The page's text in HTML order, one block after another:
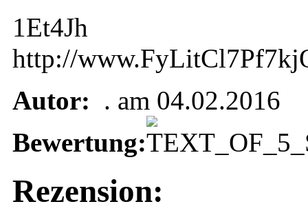
1Et4Jh
http://
Autor: . am 04.02.2016
Bewertung:
Rezension: